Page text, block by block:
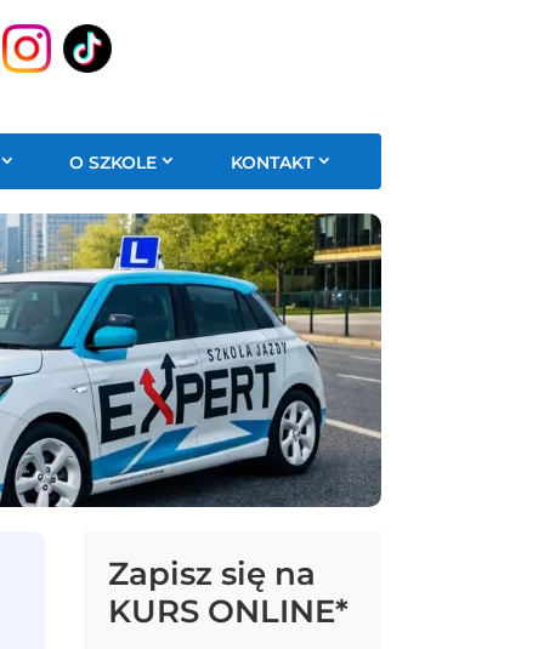
O SZKOLE KONTAKT
Zapisz się na
KURS ONLINE*